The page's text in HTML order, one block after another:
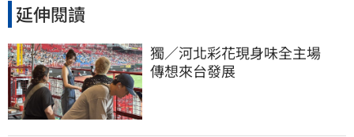
延伸閱讀
獨／河北彩花現身味全主場
傳想來台發展